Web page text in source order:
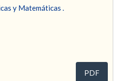
y Matemáticas .
PDF